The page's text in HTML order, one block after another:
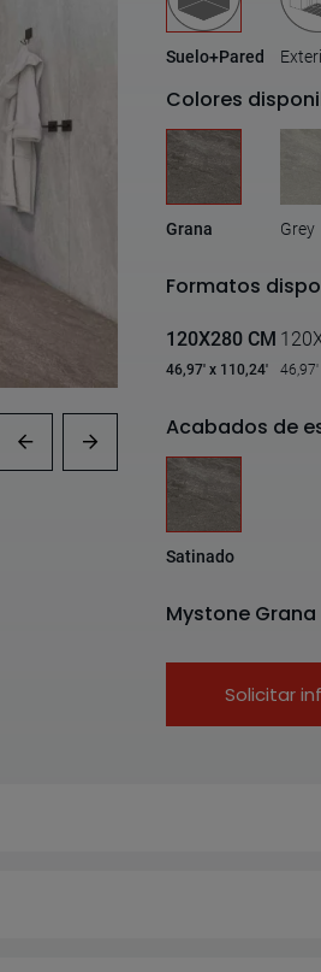
Suelo+Pared
Colores
Grana Grey
Formatos
120X280 CM
46,97' x 110,24'
Acabados de
Satinado
Mystone Grana
Solicitar